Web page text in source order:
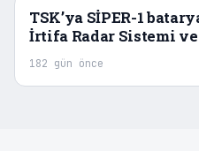
TSK’ya SİPER-1
İrtifa Radar Sistemi ve
182 gün önce